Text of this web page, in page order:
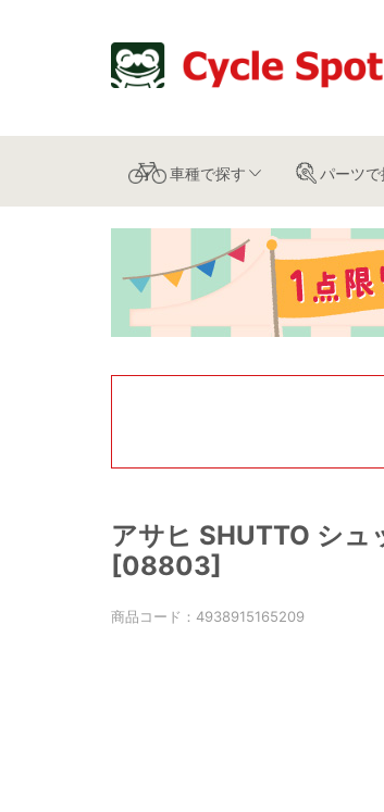
車種で探す パーツ
アサヒ SHUTTO シュ
[08803]
商品コード： 4938915165209